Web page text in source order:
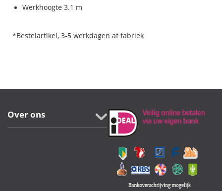
Werkhoogte 3.1 m
*Bestelartikel, 3-5 werkdagen af fabriek
Over ons